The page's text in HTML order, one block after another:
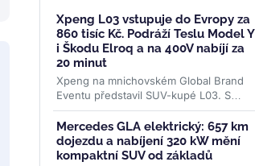
Xpeng L03 vstupuje do Evropy za
860 tisíc Kč. Podráží Teslu Model Y
i Škodu Elroq a na 400V nabíjí za
20 minut
Xpeng na mnichovském Global Brand
Eventu představil SUV-kupé L03. S
cenou od 35 600 eur (860 000 Kč)
podráží Teslu Model Y, Hyundai Ioniq 5
i...>>
Mercedes GLA elektrický: 657 km
dojezdu a nabíjení 320 kW mění
kompaktní SUV od základů